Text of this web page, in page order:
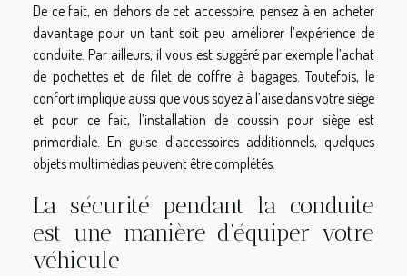
De ce fait, en dehors de cet accessoire, pensez à en acheter
davantage pour un tant soit peu améliorer l’expérience de
conduite. Par ailleurs, il vous est suggéré par exemple l’achat
de pochettes et de filet de coffre à bagages. Toutefois, le
confort implique aussi que vous soyez à l’aise dans votre siège
et pour ce fait, l’installation de coussin pour siège est
primordiale. En guise d’accessoires additionnels, quelques
objets multimédias peuvent être complétés.
La sécurité pendant la conduite
est une manière d’équiper votre
véhicule